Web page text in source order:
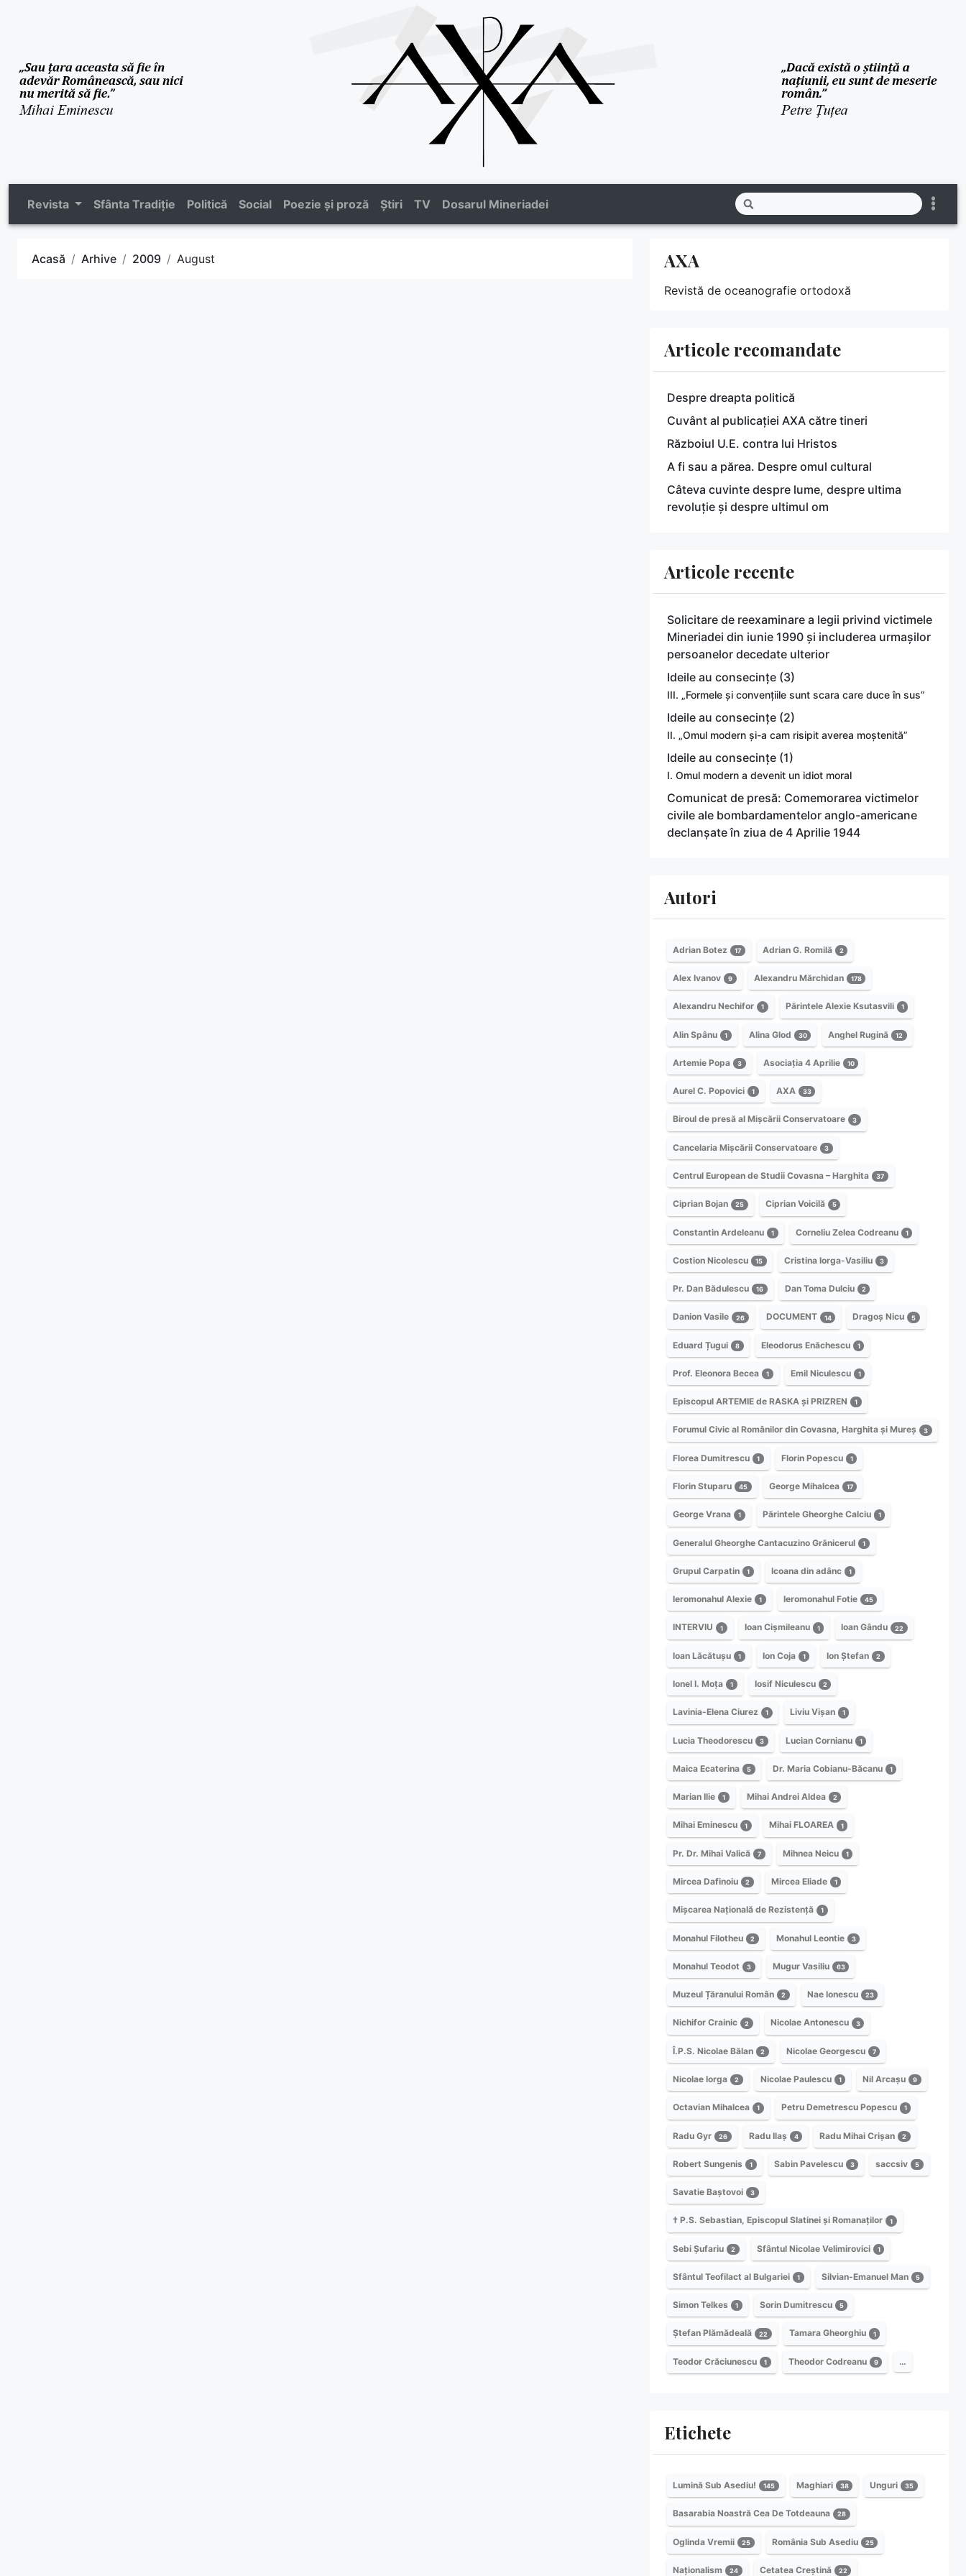
Revista Sfânta Tradiție Politică Social Poezie și proză Știri TV Dosarul Mineriadei
Acasă Arhive 2009 August AXA
Revistă de oceanografie ortodoxă
Articole recomandate
Despre dreapta politică
Cuvânt al publicației AXA către tineri
Războiul U.E. contra lui Hristos
A fi sau a părea. Despre omul cultural
Câteva cuvinte despre lume, despre ultima
revoluție și despre ultimul om
Articole recente
Solicitare de reexaminare a legii privind victimele
Mineriadei din iunie 1990 și includerea urmașilor
persoanelor decedate ulterior
Ideile au consecințe (3)
III. „Formele și convențiile sunt scara care duce în sus”
Ideile au consecințe (2)
II. „Omul modern și-a cam risipit averea moștenită”
Ideile au consecințe (1)
I. Omul modern a devenit un idiot moral
Comunicat de presă: Comemorarea victimelor
civile ale bombardamentelor anglo-americane
declanșate în ziua de 4 Aprilie 1944
Autori
Adrian Botez 17 Adrian G. Romilă 2
Alex Ivanov 9 Alexandru Mărchidan 178
Alexandru Nechifor 1 Părintele Alexie Ksutasvili 1
Alin Spânu 1 Alina Glod 30 Anghel Rugină 12
Artemie Popa 3 Asociația 4 Aprilie 10
Aurel C. Popovici 1 AXA 33
Biroul de presă al Mișcării Conservatoare 3
Cancelaria Mișcării Conservatoare 3
Centrul European de Studii Covasna – Harghita 37
Ciprian Bojan 25 Ciprian Voicilă 5
Constantin Ardeleanu 1 Corneliu Zelea Codreanu 1
Costion Nicolescu 15 Cristina Iorga-Vasiliu 3
Pr. Dan Bădulescu 16 Dan Toma Dulciu 2
Danion Vasile 26 DOCUMENT 14 Dragoș Nicu 5
Eduard Țugui 8 Eleodorus Enăchescu 1
Prof. Eleonora Becea 1 Emil Niculescu 1
Episcopul ARTEMIE de RASKA și PRIZREN 1
Forumul Civic al Românilor din Covasna, Harghita și Mureș 3
Florea Dumitrescu 1 Florin Popescu 1
Florin Stuparu 45 George Mihalcea 17
George Vrana 1 Părintele Gheorghe Calciu 1
Generalul Gheorghe Cantacuzino Grănicerul 1
Grupul Carpatin 1 Icoana din adânc 1
Ieromonahul Alexie 1 Ieromonahul Fotie 45
INTERVIU 1 Ioan Cișmileanu 1 Ioan Gându 22
Ioan Lăcătușu 1 Ion Coja 1 Ion Ștefan 2
Ionel I. Moța 1 Iosif Niculescu 2
Lavinia-Elena Ciurez 1 Liviu Vișan 1
Lucia Theodorescu 3 Lucian Cornianu 1
Maica Ecaterina 5 Dr. Maria Cobianu-Băcanu 1
Marian Ilie 1 Mihai Andrei Aldea 2
Mihai Eminescu 1 Mihai FLOAREA 1
Pr. Dr. Mihai Valică 7 Mihnea Neicu 1
Mircea Dafinoiu 2 Mircea Eliade 1
Mișcarea Națională de Rezistență 1
Monahul Filotheu 2 Monahul Leontie 3
Monahul Teodot 3 Mugur Vasiliu 63
Muzeul Țăranului Român 2 Nae Ionescu 23
Nichifor Crainic 2 Nicolae Antonescu 3
Î.P.S. Nicolae Bălan 2 Nicolae Georgescu 7
Nicolae Iorga 2 Nicolae Paulescu 1 Nil Arcașu 9
Octavian Mihalcea 1 Petru Demetrescu Popescu 1
Radu Gyr 26 Radu Ilaș 4 Radu Mihai Crișan 2
Robert Sungenis 1 Sabin Pavelescu 3 saccsiv 5
Savatie Baștovoi 3
† P.S. Sebastian, Episcopul Slatinei și Romanaților 1
Sebi Șufariu 2 Sfântul Nicolae Velimirovici 1
Sfântul Teofilact al Bulgariei 1 Silvian-Emanuel Man 5
Simon Telkes 1 Sorin Dumitrescu 5
Ștefan Plămădeală 22 Tamara Gheorghiu 1
Teodor Crăciunescu 1 Theodor Codreanu 9 …
Etichete
Lumină Sub Asediu! 145 Maghiari 38 Unguri 35
Basarabia Noastră Cea De Totdeauna 28
Oglinda Vremii 25 România Sub Asediu 25
Naționalism 24 Cetatea Creștină 22